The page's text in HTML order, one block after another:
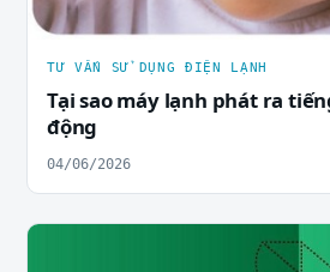
TƯ VẤN SỬ DỤNG ĐIỆN LẠNH
Tại sao máy lạnh phát ra
động
04/06/2026